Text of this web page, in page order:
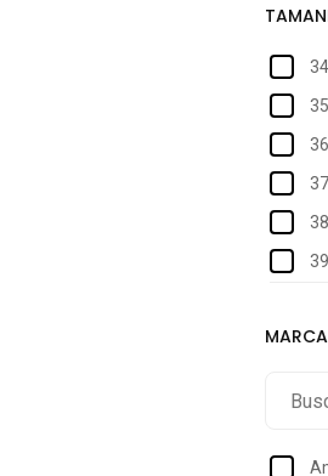
34
35
36
37
38
39